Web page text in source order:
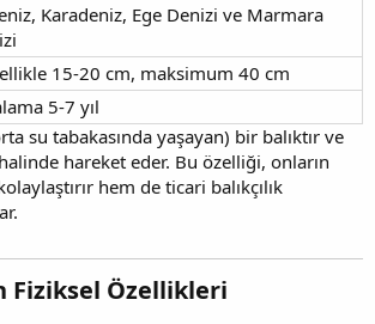
Karadeniz, Ege Denizi ve Marmara
15-20 cm, maksimum 40 cm
5-7 yıl
su tabakasında yaşayan) bir balıktır ve
hareket eder. Bu özelliği, onların
hem de ticari balıkçılık
Fiziksel Özellikleri